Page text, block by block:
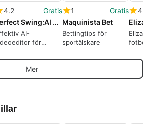
4.2
Gratis
Perfect Swing:AI Tennis Editor
AI-
för
1
Gratis
Maquinista Bet
Bettingtips för
sportälskare
Mer